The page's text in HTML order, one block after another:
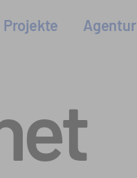
Projekte Agentur